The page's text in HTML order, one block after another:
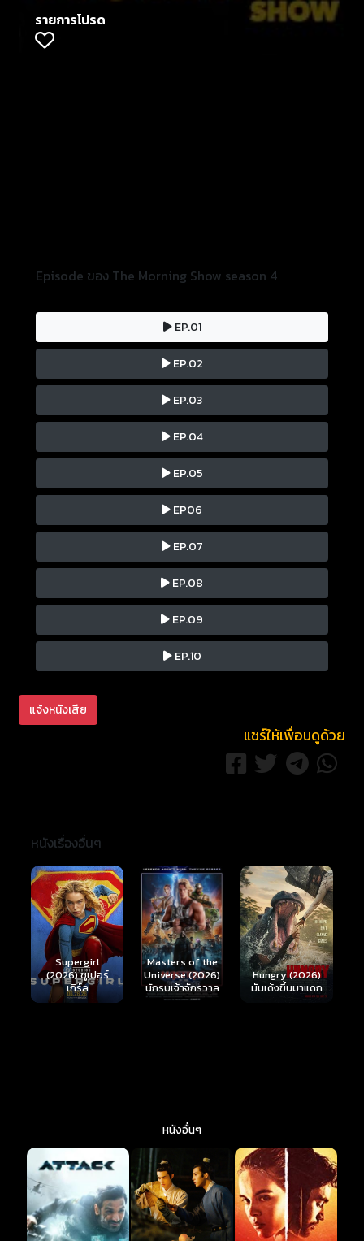
รายการโปรด
Episode ของ The Morning Show season 4
EP.01
EP.02
EP.03
EP.04
EP.05
EP06
EP.07
EP.08
EP.09
EP.10
แจ้งหนังเสีย
แชร์ให้เพื่อนดูด้วย
หนังเรื่องอื่นๆ
Masters of the
Universe (2026)
นักรบเจ้าจักรวาล
Hungry (2026)
มันเด้งขึ้นมาแดก
Ready or Not 2:
Here I Come
(2026) เกมพร้อม
ตาย 2
หนังอื่นๆ